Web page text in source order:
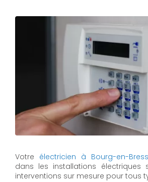
Votre électricien à Bourg-en-
dans les installations électriques
interventions sur mesure pour tous